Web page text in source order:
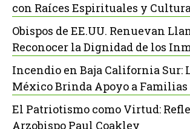
con Raíces Espirituales y
Obispos de EE.UU. Renuevan
Reconocer la Dignidad de los
Incendio en Baja California Sur:
México Brinda Apoyo a Familias
El Patriotismo como Virtud:
Arzobispo Paul Coakley